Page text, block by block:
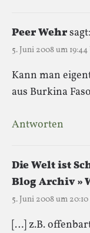
Peer Wehrsagt:
5. Juni 2008 um
Kann man
aus Burkina
Antworten
Die Welt ist
Blog Archiv »
5. Juni 2008 um
[…] z.B.